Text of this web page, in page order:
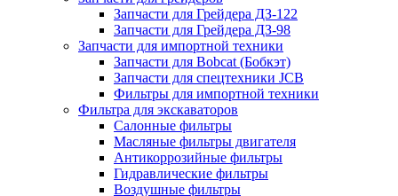
Запчасти для Грейдера ДЗ-122
Запчасти для Грейдера ДЗ-98
Запчасти для импортной техники
Запчасти для Bobcat (Бобкэт)
Запчасти для спецтехники JCB
Фильтры для импортной техники
Фильтра для экскаваторов
Салонные фильтры
Масляные фильтры двигателя
Антикоррозийные фильтры
Гидравлические фильтры
Воздушные фильтры